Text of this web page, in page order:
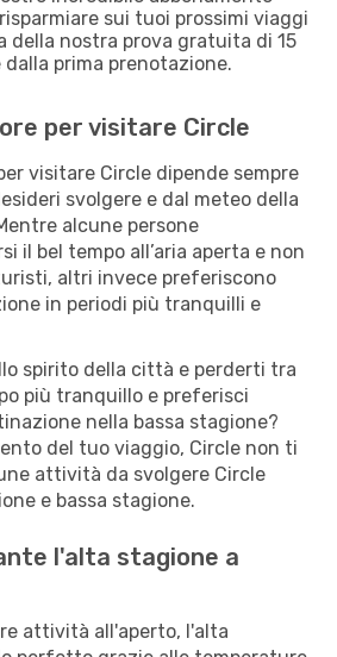
sui tuoi prossimi viaggi
della nostra prova gratuita di 15
prima prenotazione.
per visitare Circle
visitare Circle dipende sempre
svolgere e dal meteo della
alcune persone
il bel tempo all’aria aperta e non
altri invece preferiscono
in periodi più tranquilli e
spirito della città e perderti tra
più tranquillo e preferisci
nella bassa stagione?
del tuo viaggio, Circle non ti
attività da svolgere Circle
e bassa stagione.
l'alta stagione a
attività all'aperto, l'alta